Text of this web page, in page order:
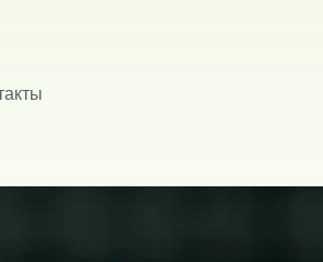
sitesini ziyaret
hangi